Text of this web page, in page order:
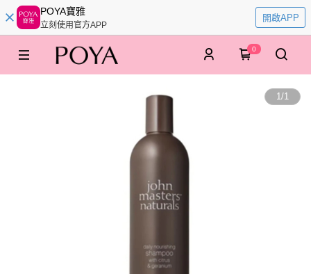
POYA寶雅
立刻使用官方APP
開啟APP
0
1/1